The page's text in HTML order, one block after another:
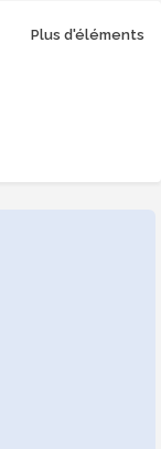
Plus d'éléments